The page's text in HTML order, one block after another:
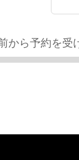
ら予約を受